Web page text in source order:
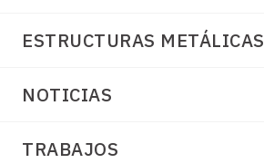
ESTRUCTURAS METÁLICAS
NOTICIAS
TRABAJOS